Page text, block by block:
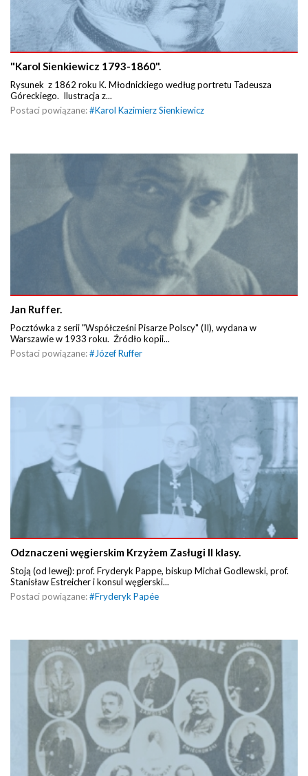
"Karol Sienkiewicz 1793-1860".
Rysunek z 1862 roku K. Młodnickiego według portretu Tadeusza
Góreckiego. Ilustracja z...
Postaci powiązane:#Karol Kazimierz Sienkiewicz
Jan Ruffer.
Pocztówka z serii "Współcześni Pisarze Polscy" (II), wydana w
Warszawie w 1933 roku. Źródło kopii...
Postaci powiązane:#Józef Ruffer
Odznaczeni węgierskim Krzyżem Zasługi II klasy.
Stoją (od lewej): prof. Fryderyk Pappe, biskup Michał Godlewski, prof.
Stanisław Estreicher i konsul węgierski...
Postaci powiązane:#Fryderyk Papée